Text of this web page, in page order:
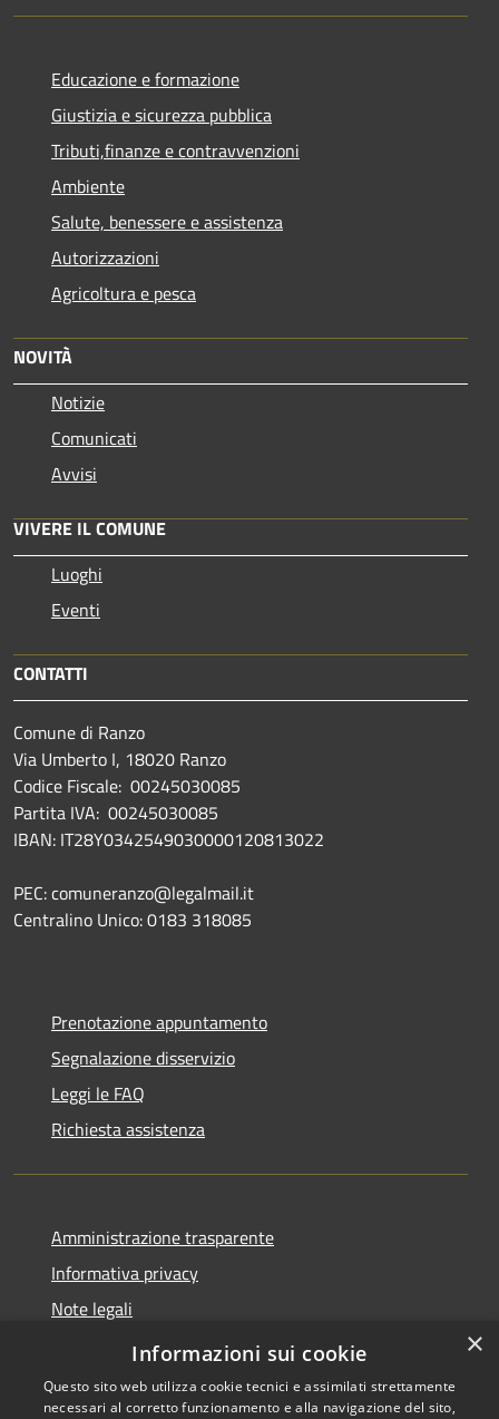
Educazione e formazione
Giustizia e sicurezza pubblica
Tributi,finanze e contravvenzioni
Ambiente
Salute, benessere e assistenza
Autorizzazioni
Agricoltura e pesca
NOVITÀ
Notizie
Comunicati
Avvisi
VIVERE IL COMUNE
Luoghi
Eventi
CONTATTI
Comune di Ranzo
Via Umberto I, 18020 Ranzo
Codice Fiscale: 00245030085
Partita IVA: 00245030085
IBAN: IT28Y0342549030000120813022
PEC: comuneranzo@legalmail.it
Centralino Unico: 0183 318085
Prenotazione appuntamento
Segnalazione disservizio
Leggi le FAQ
Richiesta assistenza
Amministrazione trasparente
Informativa privacy
Note legali
Dichiarazione di accessibilità
×
Informazioni sui cookie
Questo sito web utilizza cookie tecnici e assimilati strettamente
necessari al corretto funzionamento e alla navigazione del sito,